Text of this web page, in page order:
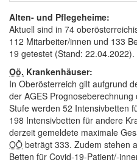
Alten- und Pflegeheime:
Aktuell sind in 74
112 Mitarbeiter/innen und 133
19 getestet (Stand: 22.04.2022).
Oö. Krankenhäuser:
In Oberösterreich gilt aufgrund
der AGES
Stufe werden 52 Intensivbetten
198 Intensivbetten für andere
derzeit gemeldete maximale
OÖ beträgt 333. Zudem stehen
Betten für Covid-19-Patient/-